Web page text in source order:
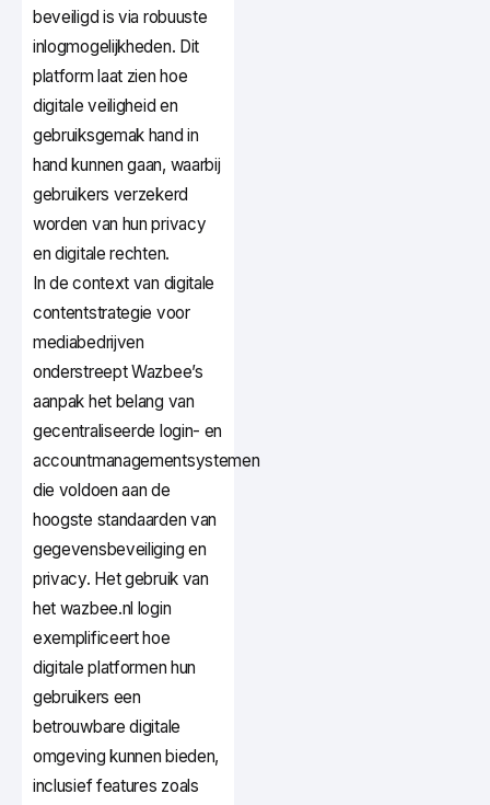
beveiligd is via robuuste
inlogmogelijkheden. Dit
platform laat zien hoe
digitale veiligheid en
gebruiksgemak hand in
hand kunnen gaan, waarbij
gebruikers verzekerd
worden van hun privacy
en digitale rechten.
In de context van digitale
contentstrategie voor
mediabedrijven
onderstreept Wazbee’s
aanpak het belang van
gecentraliseerde login- en
accountmanagementsystemen
die voldoen aan de
hoogste standaarden van
gegevensbeveiliging en
privacy. Het gebruik van
het wazbee.nl login
exemplificeert hoe
digitale platformen hun
gebruikers een
betrouwbare digitale
omgeving kunnen bieden,
inclusief features zoals